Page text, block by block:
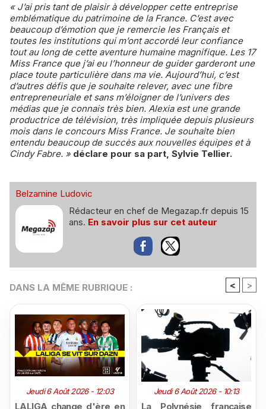
« J’ai pris tant de plaisir à développer cette entreprise
emblématique du patrimoine de la France. C’est avec
beaucoup d’émotion que je remercie les Français et
toutes les institutions qui m’ont accordé leur confiance
tout au long de cette aventure humaine magnifique. Les 17
Miss France que j’ai eu l’honneur de guider garderont une
place toute particulière dans ma vie. Aujourd’hui, c’est
d’autres défis que je souhaite relever, avec une fibre
entrepreneuriale et sans m’éloigner de l’univers des
médias que je connais très bien. Alexia est une grande
productrice de télévision, très impliquée depuis plusieurs
mois dans le concours Miss France. Je souhaite bien
entendu beaucoup de succès aux nouvelles équipes et à
Cindy Fabre. » déclare pour sa part, Sylvie Tellier.
Belzamine Ludovic
Rédacteur en chef de Megazap.fr depuis 15
ans. En savoir plus sur cet auteur
DANS LA MÊME RUBRIQUE : < >
Jeudi 6 Août 2026 - 12:03
LALIGA change d'ère en
Jeudi 6 Août 2026 - 10:13
La Polynésie française